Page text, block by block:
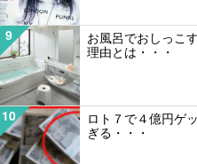
9
お風呂でおしっこ
理由とは・・・
10
ロト７で４億円ゲ
ぎる・・・